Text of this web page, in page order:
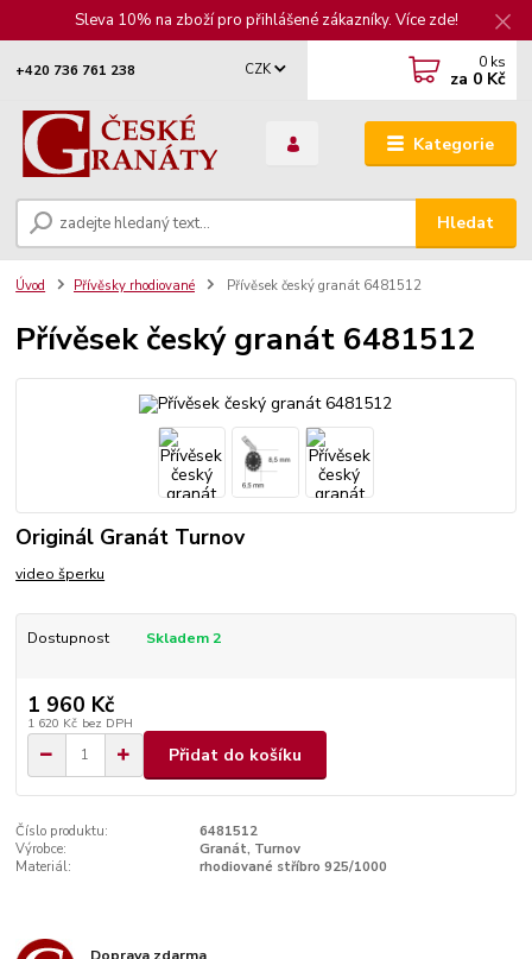
Sleva 10% na zboží pro přihlášené zákazníky. Více zde!
Kategorie
CZK
Hledat
+420 736 761 238 0 ks
za 0 Kč
Úvod Přívěsky rhodiované Přívěsek český granát 6481512
Přívěsek český granát 6481512
Originál Granát Turnov
video šperku
Dostupnost Skladem 2
1 960 Kč
1 620 Kč bez DPH
Přidat do košíku
Číslo produktu:
6481512
Výrobce:
Granát, Turnov
Materiál:
rhodiované stříbro 925/1000